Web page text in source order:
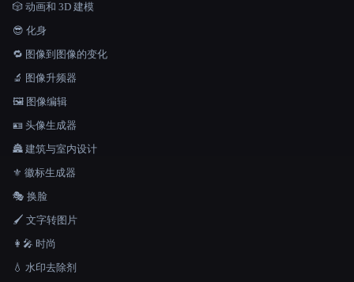
🎲 动画和 3D 建模
😎 化身
🔁 图像到图像的变化
🔬 图像升频器
🖼️ 图像编辑
🪪 头像生成器
🏯 建筑与室内设计
⚜️ 徽标生成器
🎭 换脸
🖌️ 文字转图片
👩‍🎤 时尚
💧 水印去除剂